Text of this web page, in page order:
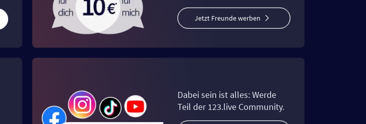
Jetzt Freunde werben
Dabei sein ist alles: Werde
Teil der 123.live Community.